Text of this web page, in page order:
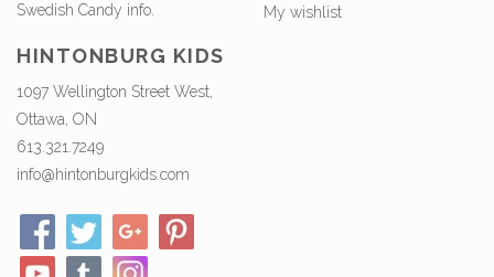
Swedish Candy info.
My wishlist
HINTONBURG KIDS
1097 Wellington Street West,
Ottawa, ON
613.321.7249
info@hintonburgkids.com